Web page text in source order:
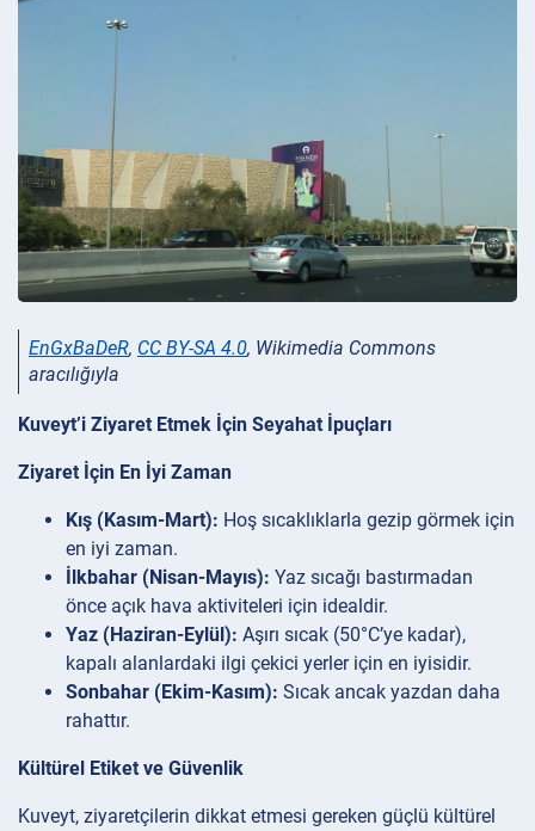
EnGxBaDeR, CC BY-SA 4.0, Wikimedia Commons
aracılığıyla
Kuveyt’i Ziyaret Etmek İçin Seyahat İpuçları
Ziyaret İçin En İyi Zaman
Kış (Kasım-Mart): Hoş sıcaklıklarla gezip görmek için
en iyi zaman.
İlkbahar (Nisan-Mayıs): Yaz sıcağı bastırmadan
önce açık hava aktiviteleri için idealdir.
Yaz (Haziran-Eylül): Aşırı sıcak (50°C’ye kadar),
kapalı alanlardaki ilgi çekici yerler için en iyisidir.
Sonbahar (Ekim-Kasım): Sıcak ancak yazdan daha
rahattır.
Kültürel Etiket ve Güvenlik
Kuveyt, ziyaretçilerin dikkat etmesi gereken güçlü kültürel